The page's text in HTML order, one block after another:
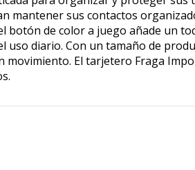
mantener sus contactos
botón de color a juego añade un
diario. Con un tamaño de
El tarjetero Fraga